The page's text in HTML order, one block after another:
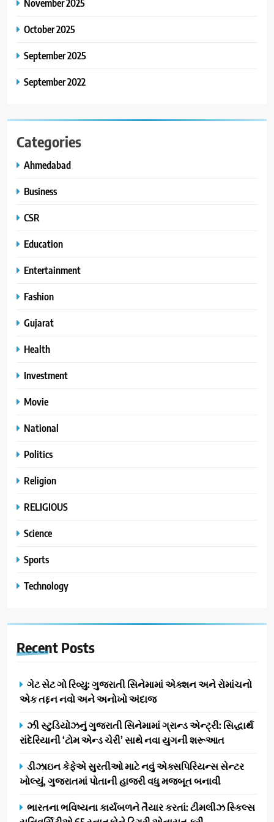
November 2025
October 2025
September 2025
September 2022
Categories
Ahmedabad
Business
CSR
Education
Entertainment
Fashion
Gujarat
Health
Investment
Movie
National
Politics
Religion
RELIGIOUS
Science
Sports
Technology
Recent Posts
ગેટ સેટ ગો રિવ્યુ: ગુજરાતી સિનેમામાં એક્શન અને રોમાંચનો
એક તદ્દન નવો અને અનોખો અંદાજ
ઝી સ્ટુડિયોઝનું ગુજરાતી સિનેમામાં ગ્રાન્ડ એન્ટ્રી: સિદ્ધાર્થ
રાંદેરિયાની ‘ટોમ એન્ડ ચેરી’ સાથે નવા યુગની શરૂઆત
ડીઝાઇન કેફેએ સુરતીઓ માટે નવું એક્સપિરિયન્સ સેન્ટર
ખોલ્યું, ગુજરાતમાં પોતાની હાજરી વધુ મજબૂત બનાવી
ભારતના ભવિષ્યના કાર્યબળને તૈયાર કરતાં: ટીમલીઝ સ્કિલ્સ